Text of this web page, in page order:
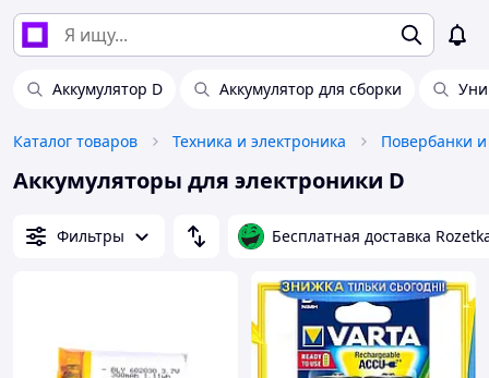
Аккумулятор D Аккумулятор для сборки
Каталог товаров Техника и электроника Повербанки
Аккумуляторы для электроники D
Фильтры Бесплатная доставка